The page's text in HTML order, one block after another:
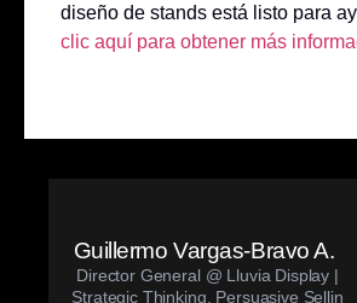
diseño de stands está listo para
clic aquí para obtener más
Guillermo Vargas-Bravo A.
Director General @ Lluvia Display |
Strategic Thinking, Persuasive Sellin